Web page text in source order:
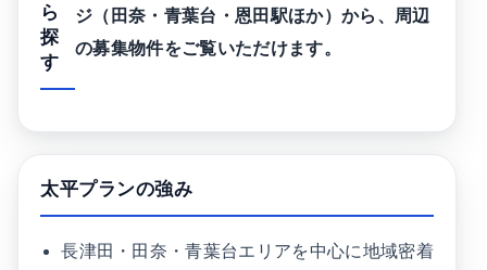
ら
探
す
ジ（田奈・青葉台・恩田駅ほか）から、周辺
の募集物件をご覧いただけます。
太平プランの強み
長津田・田奈・青葉台エリアを中心に地域密着